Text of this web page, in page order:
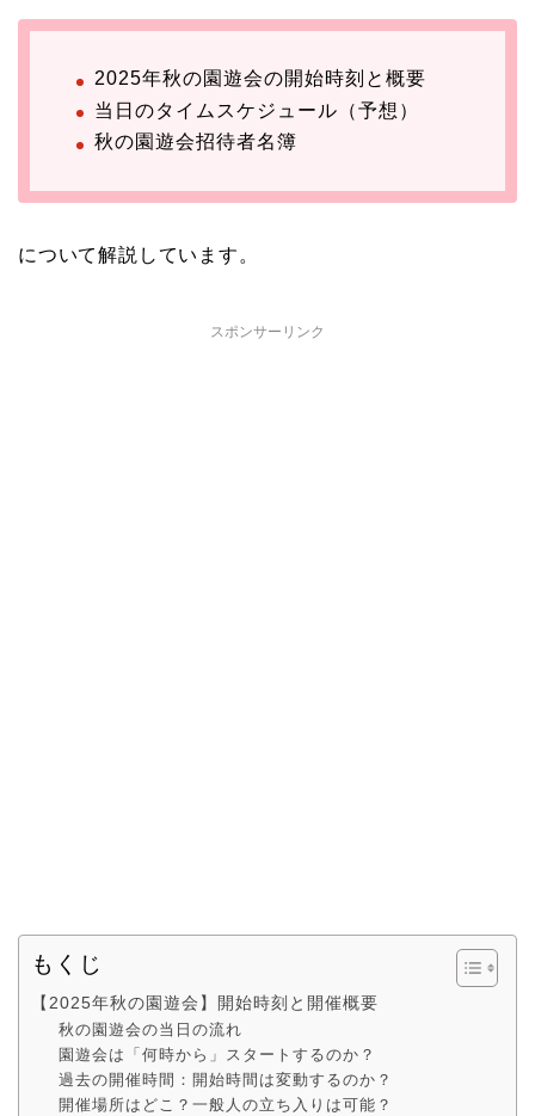
2025年秋の園遊会の開始時刻と概要
当日のタイムスケジュール（予想）
秋の園遊会招待者名簿
について解説しています。
スポンサーリンク
もくじ
【2025年秋の園遊会】開始時刻と開催概要
秋の園遊会の当日の流れ
園遊会は「何時から」スタートするのか？
過去の開催時間：開始時間は変動するのか？
開催場所はどこ？一般人の立ち入りは可能？